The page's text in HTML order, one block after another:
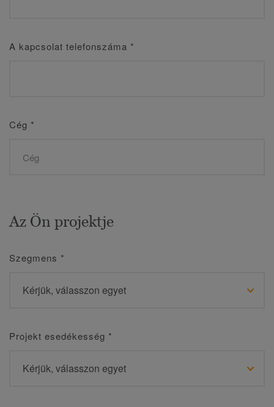
A kapcsolat telefonszáma *
Cég *
Az Ön projektje
Szegmens *
Projekt esedékesség *